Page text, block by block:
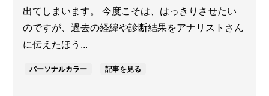
出てしまいます。 今度こそは、はっきりさせたい
のですが、過去の経緯や診断結果をアナリストさん
に伝えたほう...
パーソナルカラー 記事を見る